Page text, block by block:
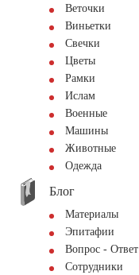
Веточки
Виньетки
Свечки
Цветы
Рамки
Ислам
Военные
Машины
Животные
Одежда
Блог
Материалы
Эпитафии
Вопрос - Ответ
Сотрудники